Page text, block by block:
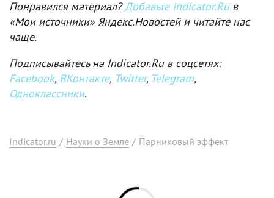
Понравился материал?Добавьте Indicator.Ruв
«Мои источники» Яндекс.Новостей и читайте нас
чаще.
Подписывайтесь на Indicator.Ru в соцсетях:
Facebook, ВКонтакте, Twitter, Telegram,
Одноклассники.
Indicator.ru / Науки о Земле / Парниковый эффект